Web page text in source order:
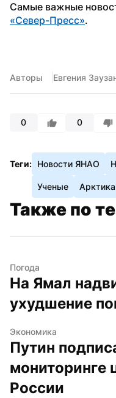
«Север-Пресс».
Авторы Евгения
0 0
Теги: Новости ЯНАО
Ученые Арктика
Также по
Погода
На Ямал
ухудшение
Экономика
Путин
мониторинге
России